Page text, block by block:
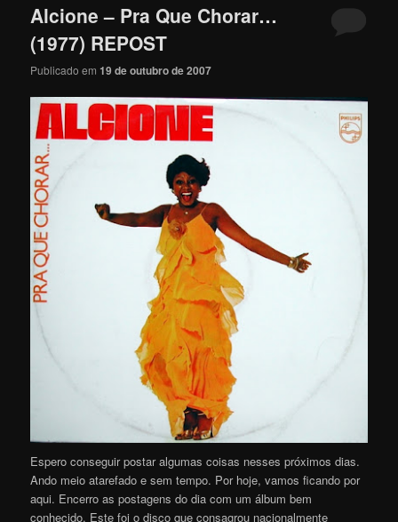
Alcione – Pra Que Chorar…
(1977) REPOST
Publicado em19 de outubro de 2007
Espero conseguir postar algumas coisas nesses próximos dias.
Ando meio atarefado e sem tempo. Por hoje, vamos ficando por
aqui. Encerro as postagens do dia com um álbum bem
conhecido. Este foi o disco que consagrou nacionalmente